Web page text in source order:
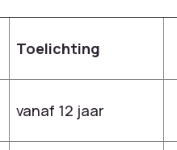
Toelichting
vanaf 12 jaar